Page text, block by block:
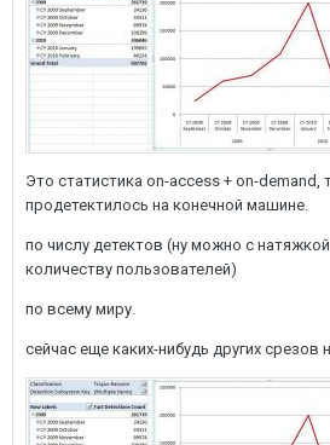
Это статистика on-access + on-demand,
продетектилось на конечной машине.
по числу детектов (ну можно с
количеству пользователей)
по всему миру.
сейчас еще каких-нибудь других срезов